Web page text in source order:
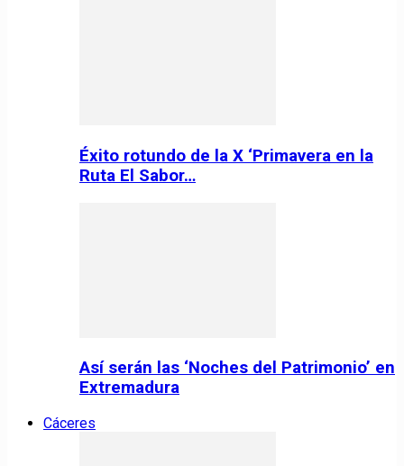
Éxito rotundo de la X ‘Primavera en la
Ruta El Sabor…
Así serán las ‘Noches del Patrimonio’ en
Extremadura
Cáceres